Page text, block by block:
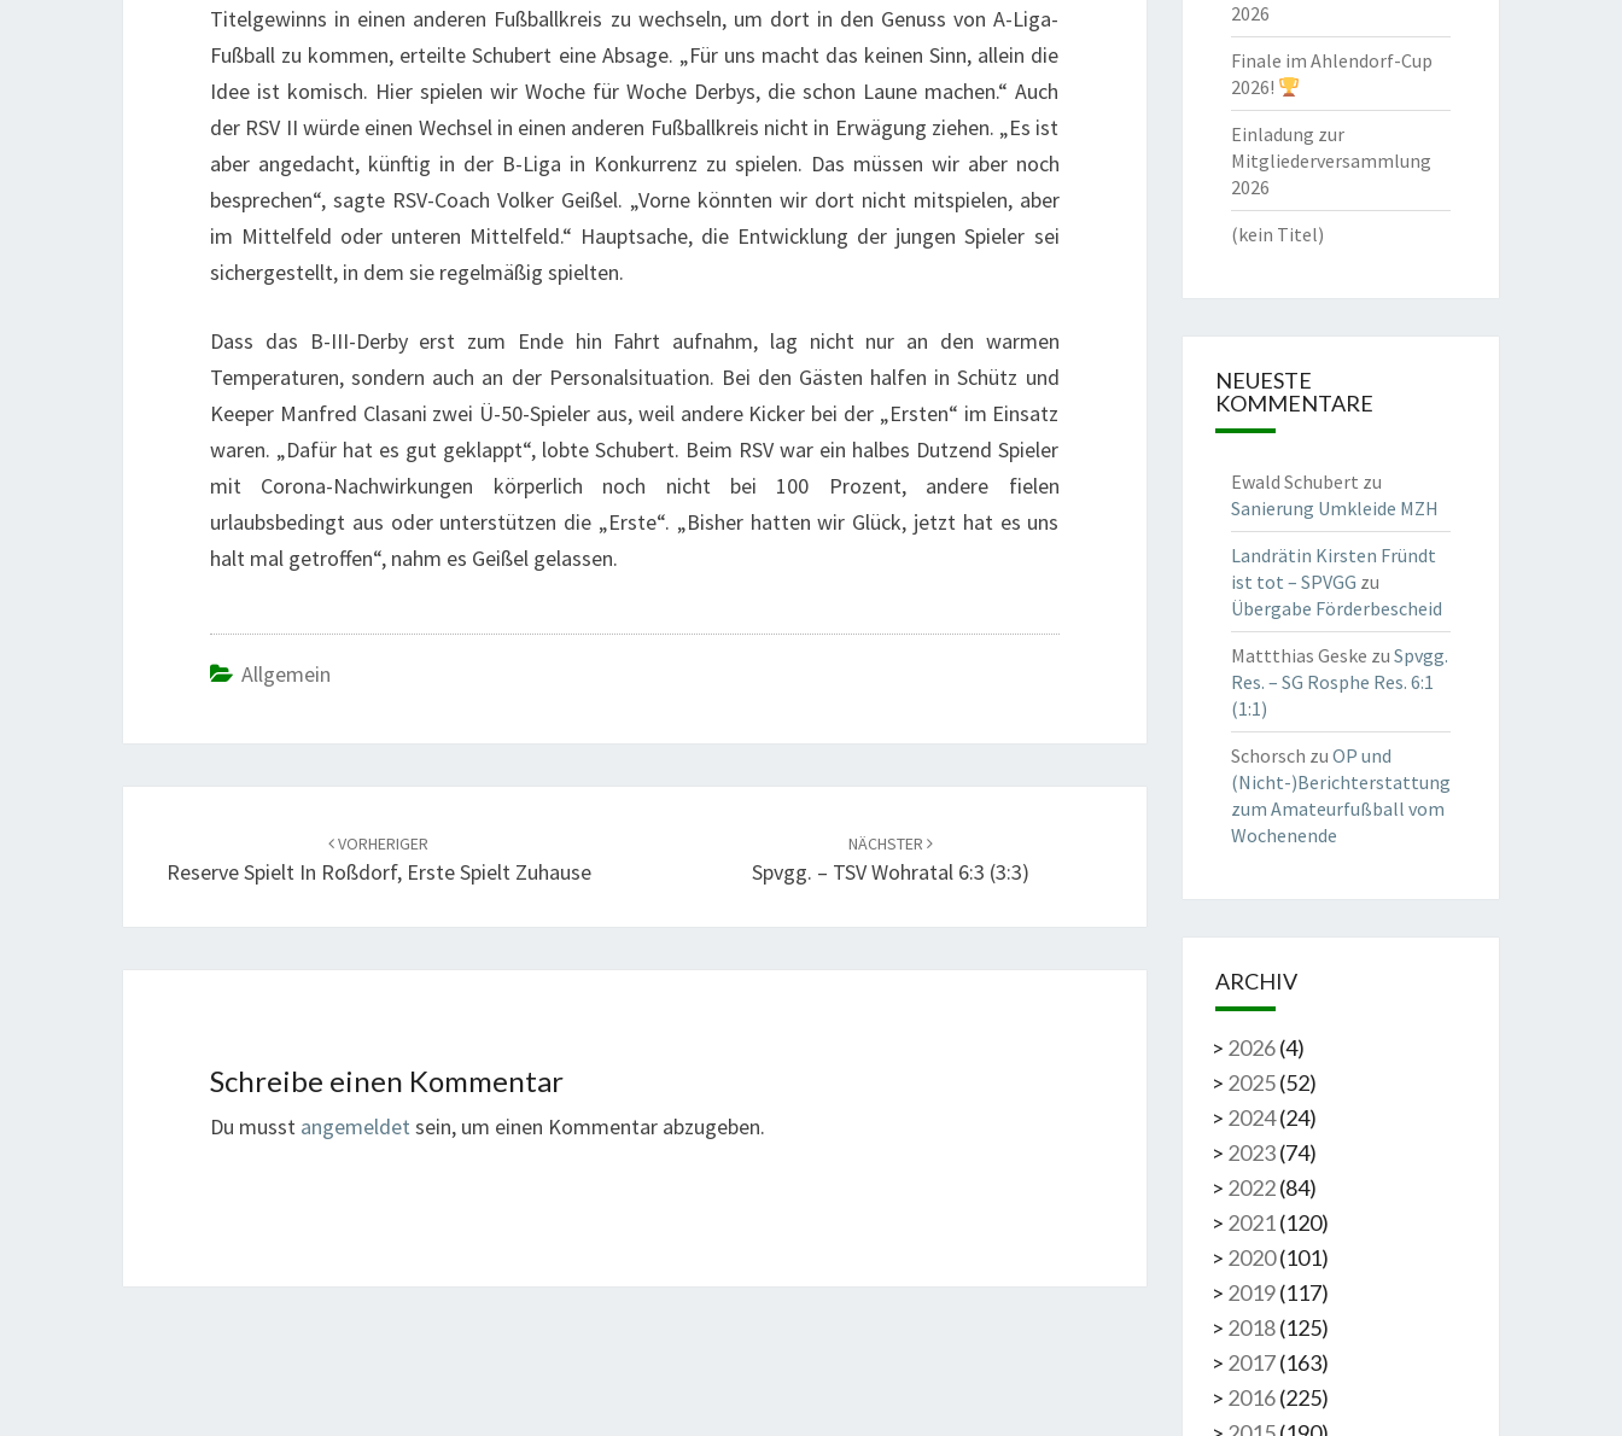
Titelgewinns in einen anderen Fußballkreis zu wechseln, um dort in den Genuss von A-Liga-
Fußball zu kommen, erteilte Schubert eine Absage. „Für uns macht das keinen Sinn, allein die
Idee ist komisch. Hier spielen wir Woche für Woche Derbys, die schon Laune machen.“ Auch
der RSV II würde einen Wechsel in einen anderen Fußballkreis nicht in Erwägung ziehen. „Es ist
aber angedacht, künftig in der B-Liga in Konkurrenz zu spielen. Das müssen wir aber noch
besprechen“, sagte RSV-Coach Volker Geißel. „Vorne könnten wir dort nicht mitspielen, aber
im Mittelfeld oder unteren Mittelfeld.“ Hauptsache, die Entwicklung der jungen Spieler sei
sichergestellt, in dem sie regelmäßig spielten.
Dass das B-III-Derby erst zum Ende hin Fahrt aufnahm, lag nicht nur an den warmen
Temperaturen, sondern auch an der Personalsituation. Bei den Gästen halfen in Schütz und
Keeper Manfred Clasani zwei Ü-50-Spieler aus, weil andere Kicker bei der „Ersten“ im Einsatz
waren. „Dafür hat es gut geklappt“, lobte Schubert. Beim RSV war ein halbes Dutzend Spieler
mit Corona-Nachwirkungen körperlich noch nicht bei 100 Prozent, andere fielen
urlaubsbedingt aus oder unterstützen die „Erste“. „Bisher hatten wir Glück, jetzt hat es uns
halt mal getroffen“, nahm es Geißel gelassen.
Allgemein
VORHERIGER
Reserve Spielt In Roßdorf, Erste Spielt Zuhause
NÄCHSTER
Spvgg. – TSV Wohratal 6:3 (3:3)
Schreibe einen Kommentar
Du musst angemeldet sein, um einen Kommentar abzugeben.
2026
Finale im Ahlendorf-Cup
2026!
Einladung zur
Mitgliederversammlung
2026
(kein Titel)
NEUESTE
KOMMENTARE
Ewald Schubert zu
Sanierung Umkleide MZH
Landrätin Kirsten Fründt
ist tot – SPVGG zu
Übergabe Förderbescheid
Mattthias Geske zu Spvgg.
Res. – SG Rosphe Res. 6:1
(1:1)
Schorsch zu OP und
(Nicht-)Berichterstattung
zum Amateurfußball vom
Wochenende
ARCHIV
> 2026 (4)
> 2025 (52)
> 2024 (24)
> 2023 (74)
> 2022 (84)
> 2021 (120)
> 2020 (101)
> 2019 (117)
> 2018 (125)
> 2017 (163)
> 2016 (225)